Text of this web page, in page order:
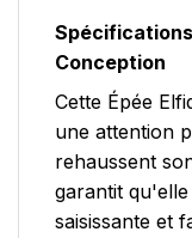
Conception
Cette Épée
une attention
rehaussent
garantit
saisissante et